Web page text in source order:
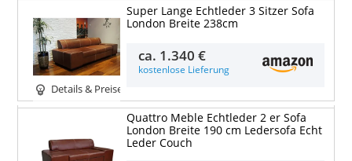
Details & Preise
Super Lange Echtleder 3 Sitzer Sofa
London Breite 238cm
ca. 1.340 €
kostenlose Lieferung
Quattro Meble Echtleder 2 er Sofa
London Breite 190 cm Ledersofa Echt
Leder Couch